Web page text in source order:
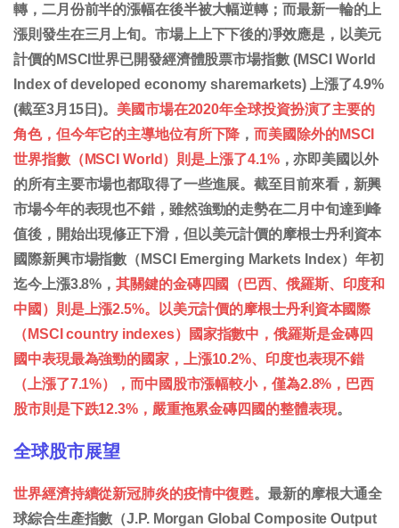
轉，二月份前半的漲幅在後半被大幅逆轉；而最新一輪的上
漲則發生在三月上旬。市場上上下下後的凈效應是，以美元
計價的MSCI世界已開發經濟體股票市場指數 (MSCI World
Index of developed economy sharemarkets) 上漲了4.9%
(截至3月15日)。 美國市場在2020年全球投資扮演了主要的
角色，但今年它的主導地位有所下降 ，而美國除外的MSCI
世界指數（MSCI World）則是上漲了4.1%，亦即美國以外
的所有主要市場也都取得了一些進展。截至目前來看，新興
市場今年的表現也不錯，雖然強勁的走勢在二月中旬達到峰
值後，開始出現修正下滑，但以美元計價的摩根士丹利資本
國際新興市場指數（MSCI Emerging Markets Index）年初
迄今上漲3.8%，其關鍵的金磚四國（巴西、俄羅斯、印度和
中國）則是上漲2.5%。以美元計價的摩根士丹利資本國際
（MSCI country indexes）國家指數中，俄羅斯是金磚四
國中表現最為強勁的國家，上漲10.2%、印度也表現不錯
（上漲了7.1%），而中國股市漲幅較小，僅為2.8%，巴西
股市則是下跌12.3%，嚴重拖累金磚四國的整體表現。
全球股市展望
世界經濟持續從新冠肺炎的疫情中復甦。最新的摩根大通全
球綜合生產指數（J.P. Morgan Global Composite Output